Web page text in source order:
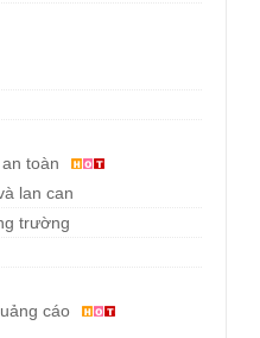
toàn
lan can
trường
cáo